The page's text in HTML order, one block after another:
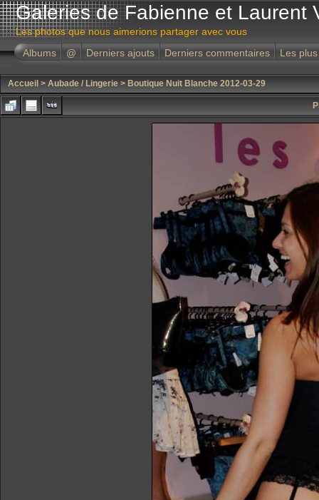
Galeries de Fabienne et Laurent
Les photos que nous aimerions partager avec vous
Albums
@ Derniers ajouts Derniers commentaires Les
Accueil > Aubade / Lingerie > Boutique Nuit Blanche 2012-03-29